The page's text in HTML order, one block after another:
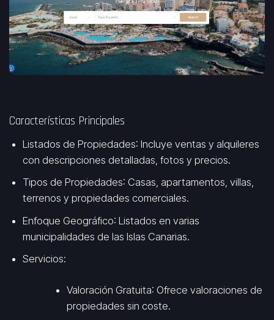
Características Principales
Listados de Propiedades: Incluye ventas y alquileres
con descripciones detalladas, fotos y precios.
Tipos de Propiedades: Casas, apartamentos, villas,
terrenos y propiedades comerciales.
Enfoque Geográfico: Listados en varias
municipalidades de las Islas Canarias.
Servicios:
Valoración Gratuita: Ofrece valoraciones de
propiedades sin coste.